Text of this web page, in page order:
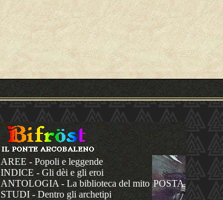
AREE - Popoli e leggende
INDICE - Gli dèi e gli eroi
ANTOLOGIA - La biblioteca del mito
STUDI - Dentro gli archetipi
POSTA